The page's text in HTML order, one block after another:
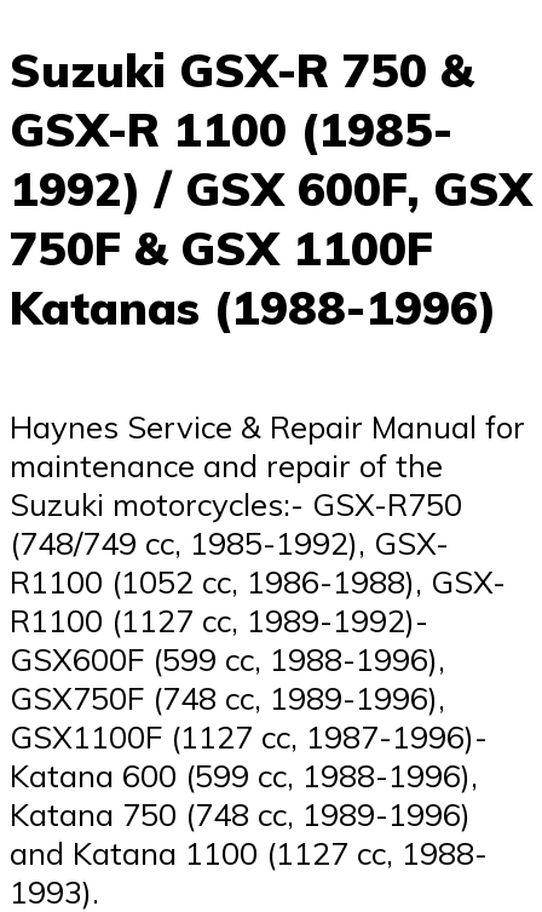
Suzuki GSX-R 750 &
GSX-R 1100 (1985-
1992) / GSX 600F, GSX
750F & GSX 1100F
Katanas (1988-1996)
Haynes Service & Repair Manual for
maintenance and repair of the
Suzuki motorcycles:- GSX-R750
(748/749 cc, 1985-1992), GSX-
R1100 (1052 cc, 1986-1988), GSX-
R1100 (1127 cc, 1989-1992)-
GSX600F (599 cc, 1988-1996),
GSX750F (748 cc, 1989-1996),
GSX1100F (1127 cc, 1987-1996)-
Katana 600 (599 cc, 1988-1996),
Katana 750 (748 cc, 1989-1996)
and Katana 1100 (1127 cc, 1988-
1993).